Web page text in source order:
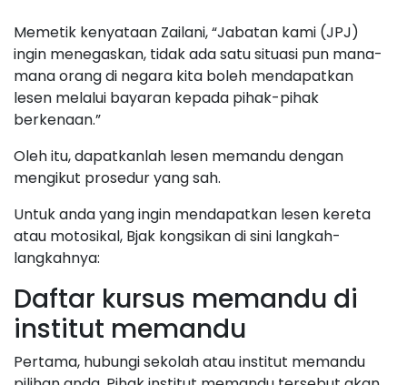
Memetik kenyataan Zailani, “Jabatan kami (JPJ)
ingin menegaskan, tidak ada satu situasi pun mana-
mana orang di negara kita boleh mendapatkan
lesen melalui bayaran kepada pihak-pihak
berkenaan.”
Oleh itu, dapatkanlah lesen memandu dengan
mengikut prosedur yang sah.
Untuk anda yang ingin mendapatkan lesen kereta
atau motosikal, Bjak kongsikan di sini langkah-
langkahnya:
Daftar kursus memandu di
institut memandu
Pertama, hubungi sekolah atau institut memandu